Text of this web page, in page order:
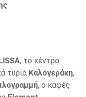
, το κέντρο
τυριά Καλογεράκη,
, ο καφές